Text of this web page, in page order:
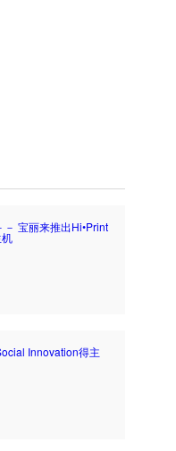
宝丽来推出Hi•Print
Innovation得主